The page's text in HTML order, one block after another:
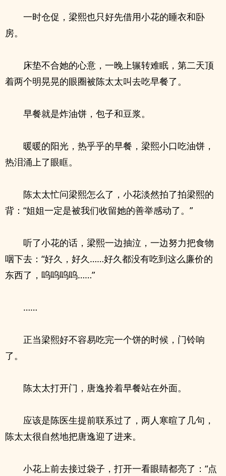
一时仓促，梁熙也只好先借用小花的睡衣和卧
房。
床垫不合她的心意，一晚上辗转难眠，第二天顶
着两个明晃晃的眼圈被陈太太叫去吃早餐了。
早餐就是炸油饼，包子和豆浆。
暖暖的阳光，热乎乎的早餐，梁熙小口吃油饼，
热泪涌上了眼眶。
陈太太忙问梁熙怎么了，小花淡然拍了拍梁熙的
背：“姐姐一定是被我们收留她的善举感动了。”
听了小花的话，梁熙一边抽泣，一边努力把食物
咽下去：“好久，好久……好久都没有吃到这么廉价的
东西了，呜呜呜呜……”
……
正当梁熙好不容易吃完一个饼的时候，门铃响
了。
陈太太打开门，唐逸拎着早餐站在外面。
应该是陈医生提前联系过了，两人寒暄了几句，
陈太太很自然地把唐逸迎了进来。
小花上前去接过袋子，打开一看眼睛都亮了：“点